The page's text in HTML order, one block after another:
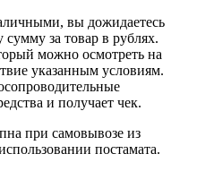
вы дожидаетесь
сумму за товар в рублях.
можно осмотреть на
указанным условиям.
и получает чек.
при самовывозе из
постамата.